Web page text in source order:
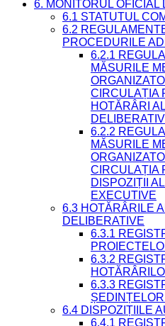
6. MONITORUL OFICIAL
6.1 STATUTUL
6.2
PROCEDURILE
6.2.1
MĂSURILE
CIRCULAȚIA
HOTĂRÂRI
6.2.2
MĂSURILE
CIRCULAȚIA
DISPOZIȚII
EXECUTIVE
6.3 HOTĂRÂRILE
DELIBERATIVE
6.3.1
6.3.2
6.3.3
6.4 DISPOZIȚIILE
6.4.1